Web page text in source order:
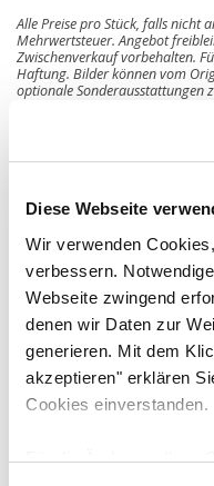
Diese Webseite
Wir verwenden
verbessern.
Webseite zwingend
denen wir Daten zur
generieren. Mit dem
akzeptieren" erklären
Cookies einverstanden.
Für die Änderung Ihrer
Alle Preise pro Stück, falls nicht
Mehrwertsteuer. Angebot
Zwischenverkauf vorbehalten.
Haftung. Bilder können vom
optionale Sonderausstattungen
Technische Daten